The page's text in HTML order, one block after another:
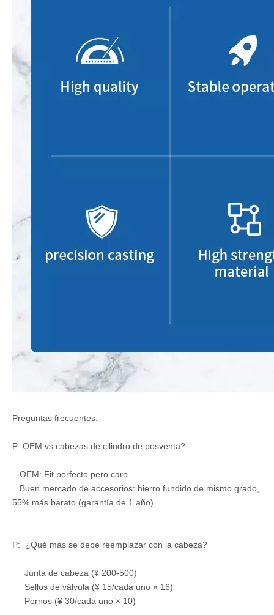
Preguntas frecuentes:
P: OEM vs cabezas de cilindro de posventa?
OEM: Fit perfecto pero caro
Buen mercado de accesorios: hierro fundido de mismo grado,
55% más barato (garantía de 1 año)
P: ¿Qué más se debe reemplazar con la cabeza?
Junta de cabeza (¥ 200-500)
Sellos de válvula (¥ 15/cada uno × 16)
Pernos (¥ 30/cada uno × 10)